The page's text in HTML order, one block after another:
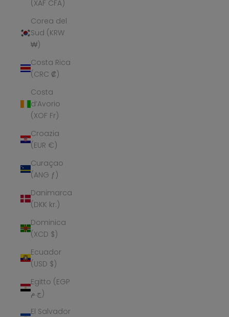
(XAF CFA)
Corea del
Sud (KRW
₩)
Costa Rica
(CRC ₡)
Costa
d’Avorio
(XOF Fr)
Croazia
(EUR €)
Curaçao
(ANG ƒ)
Danimarca
(DKK kr.)
Dominica
(XCD $)
Ecuador
(USD $)
Egitto (EGP
ج.م)
El Salvador